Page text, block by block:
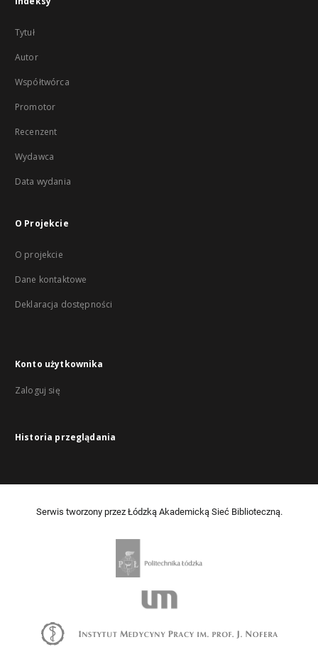
Tytuł
Autor
Współtwórca
Promotor
Recenzent
Wydawca
Data wydania
O Projekcie
O projekcie
Dane kontaktowe
Deklaracja dostępności
Konto użytkownika
Zaloguj się
Historia przeglądania
Serwis tworzony przez Łódzką Akademicką Sieć Biblioteczną.